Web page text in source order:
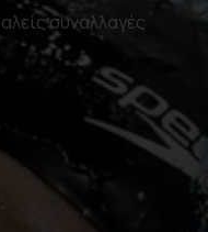
συναλλαγές